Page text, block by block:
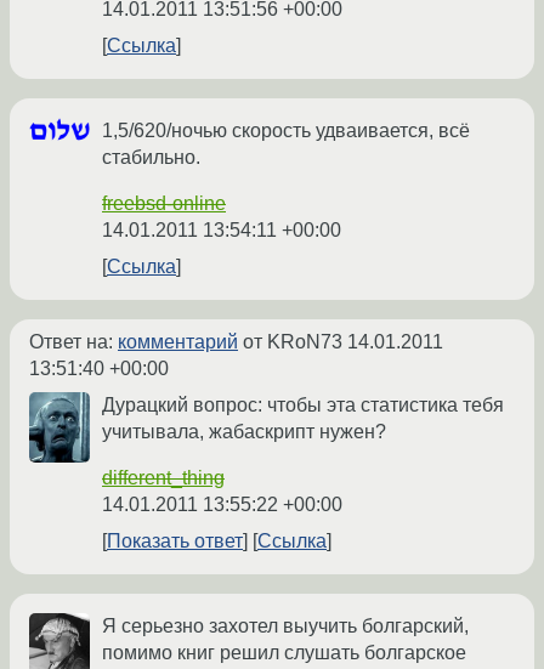
14.01.2011 13:51:56 +00:00
Ссылка
1,5/620/ночью скорость удваивается, всё
стабильно.
freebsd-online
14.01.2011 13:54:11 +00:00
Ссылка
Ответ на: комментарий от KRoN73 14.01.2011
13:51:40 +00:00
Дурацкий вопрос: чтобы эта статистика тебя
учитывала, жабаскрипт нужен?
different_thing
14.01.2011 13:55:22 +00:00
Показать ответ
Ссылка
Я серьезно захотел выучить болгарский,
помимо книг решил слушать болгарское